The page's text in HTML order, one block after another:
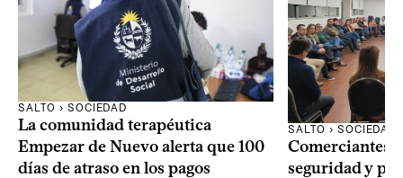
SALTO › SOCIEDAD
La comunidad terapéutica
Empezar de Nuevo alerta que 100
días de atraso en los pagos
SALTO › SOCIEDAD
Comerciantes
seguridad y